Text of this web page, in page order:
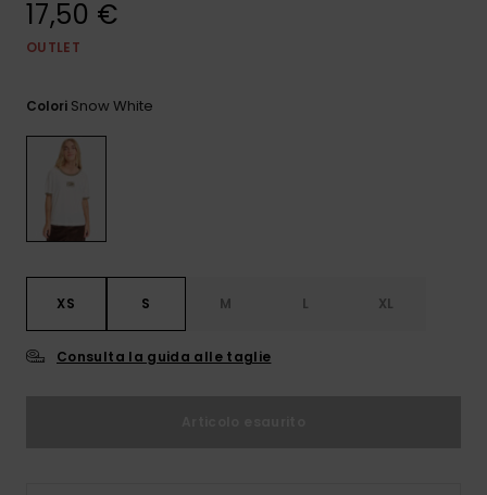
17,50 €
OUTLET
Colori Snow White
XS S M L XL
Consulta la guida alle taglie